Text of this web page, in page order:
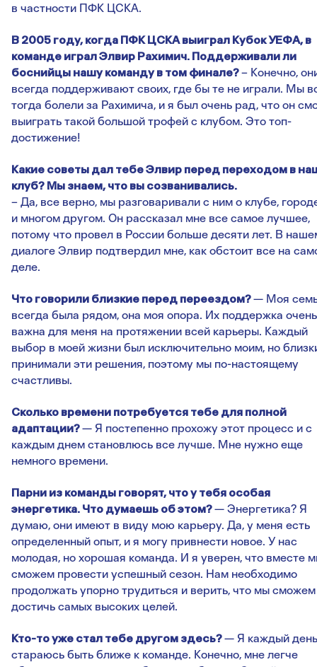
в частности ПФК ЦСКА.
В 2005 году, когда ПФК ЦСКА выиграл Кубок УЕФА, в
команде играл Элвир Рахимич. Поддерживали ли
боснийцы нашу команду в том финале?– Конечно,
всегда поддерживают своих, где бы те не играли. Мы
тогда болели за Рахимича, и я был очень рад, что он
выиграть такой большой трофей с клубом. Это топ-
достижение!
Какие советы дал тебе Элвир перед переходом в
клуб? Мы знаем, что вы созванивались.
– Да, все верно, мы разговаривали с ним о клубе,
и многом другом. Он рассказал мне все самое лучшее,
потому что провел в России больше десяти лет. В
диалоге Элвир подтвердил мне, как обстоит все на
деле.
Что говорили близкие перед переездом?— Моя
всегда была рядом, она моя опора. Их поддержка очень
важна для меня на протяжении всей карьеры. Каждый
выбор в моей жизни был исключительно моим, но
принимали эти решения, поэтому мы по-настоящему
счастливы.
Сколько времени потребуется тебе для полной
адаптации?— Я постепенно прохожу этот процесс и с
каждым днем становлюсь все лучше. Мне нужно еще
немного времени.
Парни из команды говорят, что у тебя особая
энергетика. Что думаешь об этом?— Энергетика? Я
думаю, они имеют в виду мою карьеру. Да, у меня есть
определенный опыт, и я могу привнести новое. У нас
молодая, но хорошая команда. И я уверен, что вместе
сможем провести успешный сезон. Нам необходимо
продолжать упорно трудиться и верить, что мы сможем
достичь самых высоких целей.
Кто-то уже стал тебе другом здесь?— Я каждый день
стараюсь быть ближе к команде. Конечно, мне легче